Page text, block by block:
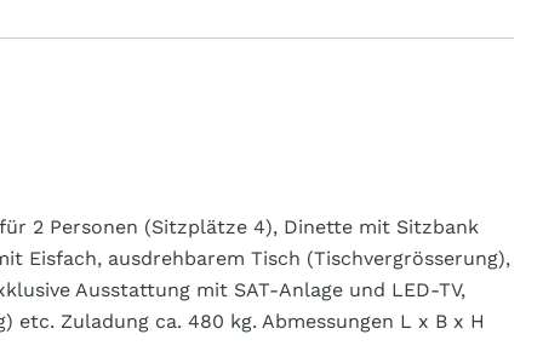
2 Personen (Sitzplätze 4), Dinette mit Sitzbank
Eisfach, ausdrehbarem Tisch (Tischvergrösserung),
Ausstattung mit SAT-Anlage und LED-TV,
etc. Zuladung ca. 480 kg. Abmessungen L x B x H